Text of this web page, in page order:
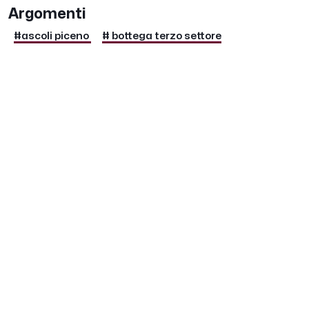
Argomenti
#ascoli piceno # bottega terzo settore